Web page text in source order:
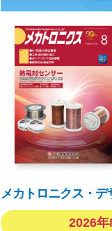
メカトロニクス・
2026